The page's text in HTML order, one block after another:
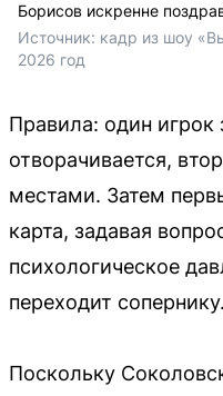
Борисов искренне
Источник: кадр из шоу
2026 год
Правила: один игрок
отворачивается,
местами. Затем
карта, задавая
психологическое
переходит сопернику.
Поскольку